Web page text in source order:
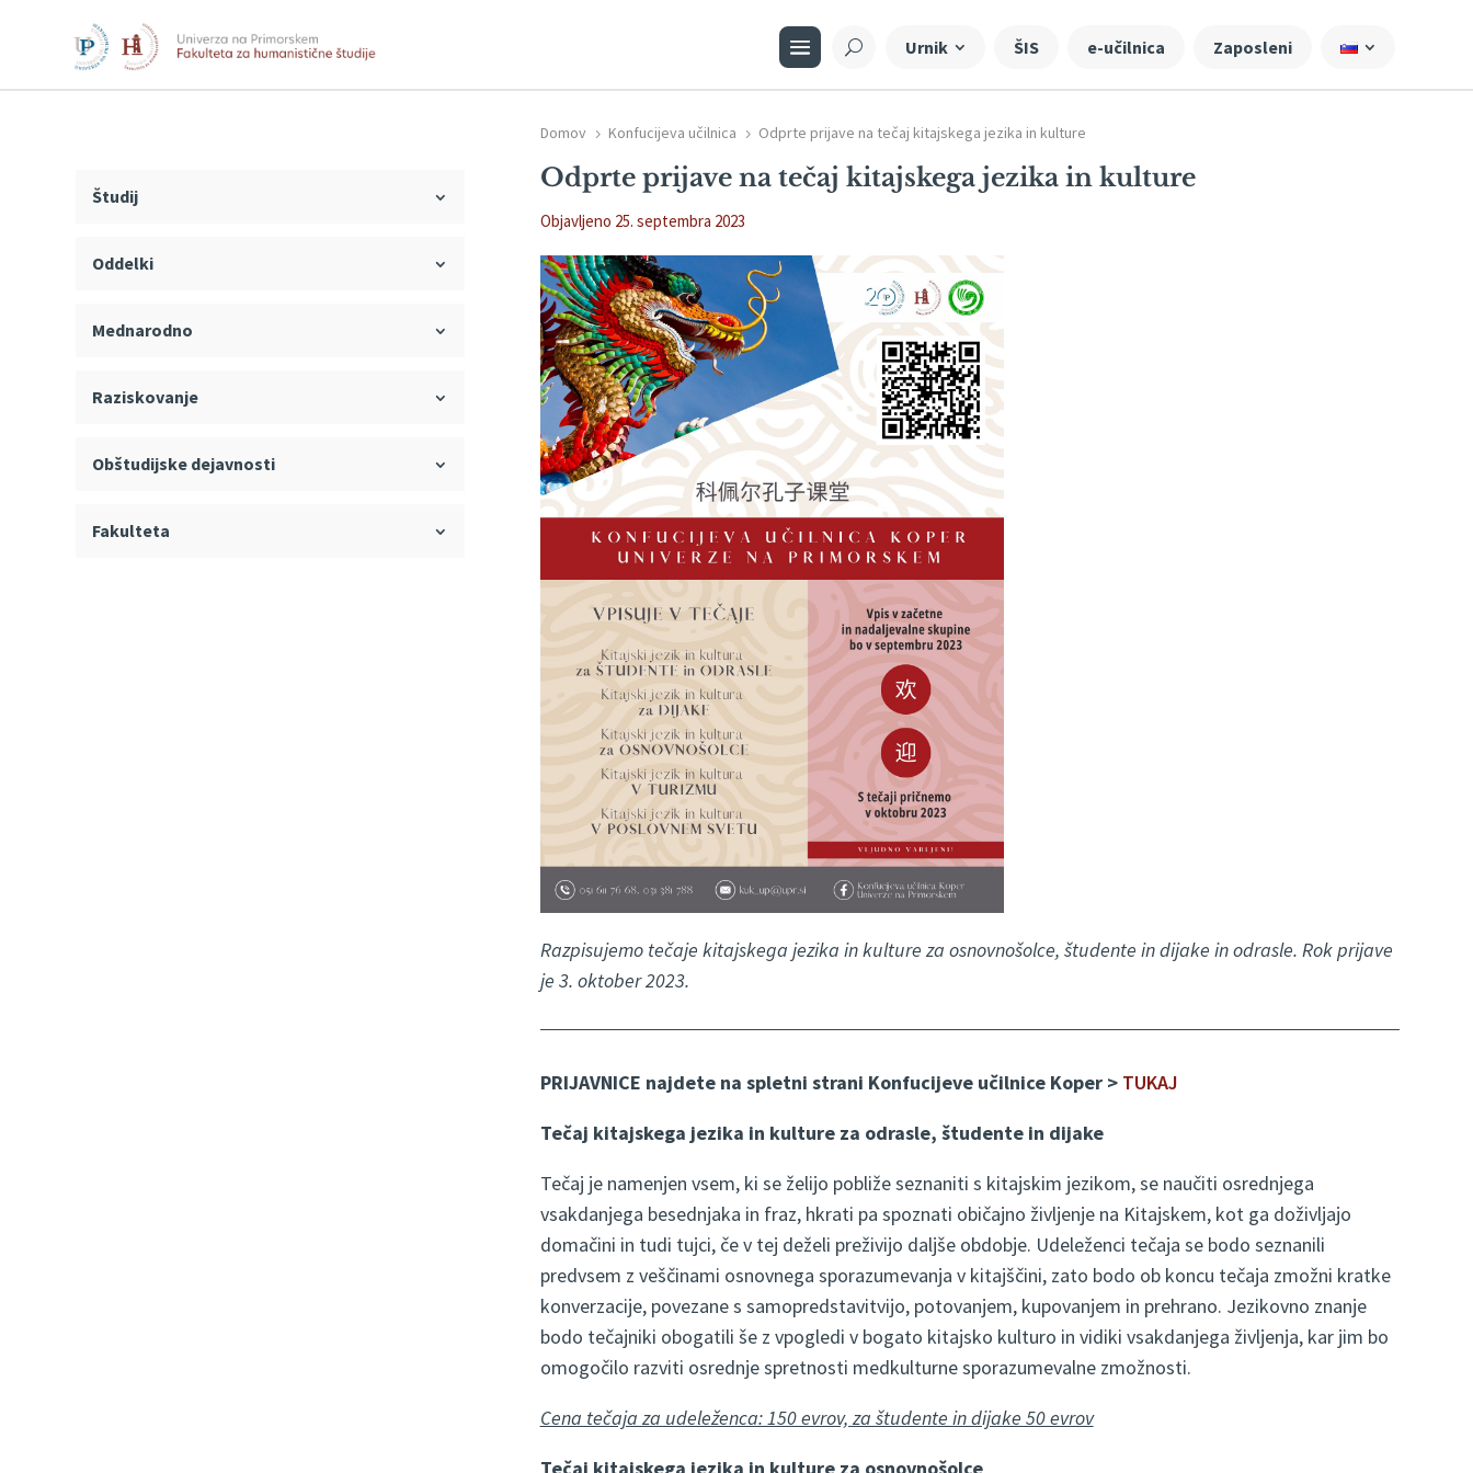
Urnik ŠIS e-učilnica Zaposleni
Domov 5 Konfucijeva učilnica 5 Odprte prijave na tečaj kitajskega jezika in kulture
Študij
Oddelki
Mednarodno
Raziskovanje
Obštudijske dejavnosti
Fakulteta
Odprte prijave na tečaj kitajskega jezika in kulture
Objavljeno 25. septembra 2023
Razpisujemo tečaje kitajskega jezika in kulture za osnovnošolce, študente in dijake in odrasle. Rok prijave
je 3. oktober 2023.
PRIJAVNICE najdete na spletni strani Konfucijeve učilnice Koper >TUKAJ
Tečaj kitajskega jezika in kulture za odrasle, študente in dijake
Tečaj je namenjen vsem, ki se želijo pobliže seznaniti s kitajskim jezikom, se naučiti osrednjega
vsakdanjega besednjaka in fraz, hkrati pa spoznati običajno življenje na Kitajskem, kot ga doživljajo
domačini in tudi tujci, če v tej deželi preživijo daljše obdobje. Udeleženci tečaja se bodo seznanili
predvsem z veščinami osnovnega sporazumevanja v kitajščini, zato bodo ob koncu tečaja zmožni kratke
konverzacije, povezane s samopredstavitvijo, potovanjem, kupovanjem in prehrano. Jezikovno znanje
bodo tečajniki obogatili še z vpogledi v bogato kitajsko kulturo in vidiki vsakdanjega življenja, kar jim bo
omogočilo razviti osrednje spretnosti medkulturne sporazumevalne zmožnosti.
Cena tečaja za udeleženca: 150 evrov, za študente in dijake 50 evrov